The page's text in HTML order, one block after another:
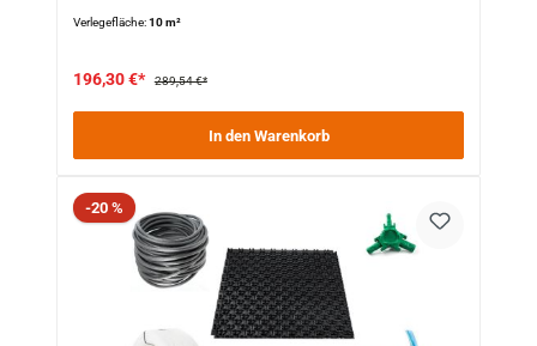
Verlegefläche:10 m²
196,30 €* 289,54 €*
In den Warenkorb
Rabatt
-20 %